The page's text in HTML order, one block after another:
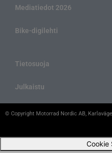
Mediatiedot 2026
Bike-digilehti
Tietosuoja
Julkaistu
© Copyright Motorrad Nordic AB,
Cookie